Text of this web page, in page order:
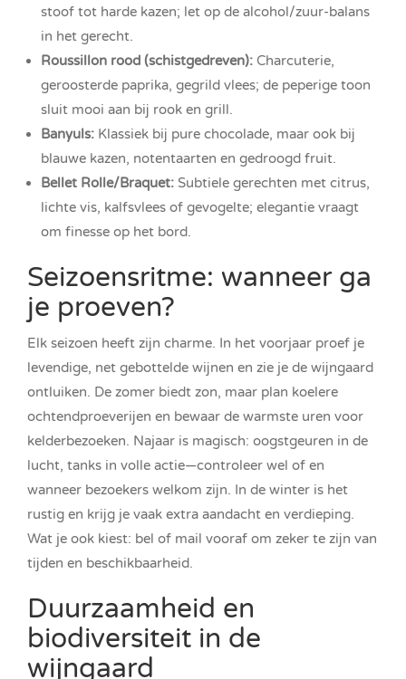
stoof tot harde kazen; let op de alcohol/zuur-balans
in het gerecht.
Roussillon rood (schistgedreven): Charcuterie,
geroosterde paprika, gegrild vlees; de peperige toon
sluit mooi aan bij rook en grill.
Banyuls: Klassiek bij pure chocolade, maar ook bij
blauwe kazen, notentaarten en gedroogd fruit.
Bellet Rolle/Braquet: Subtiele gerechten met citrus,
lichte vis, kalfsvlees of gevogelte; elegantie vraagt
om finesse op het bord.
Seizoensritme: wanneer ga
je proeven?
Elk seizoen heeft zijn charme. In het voorjaar proef je
levendige, net gebottelde wijnen en zie je de wijngaard
ontluiken. De zomer biedt zon, maar plan koelere
ochtendproeverijen en bewaar de warmste uren voor
kelderbezoeken. Najaar is magisch: oogstgeuren in de
lucht, tanks in volle actie—controleer wel of en
wanneer bezoekers welkom zijn. In de winter is het
rustig en krijg je vaak extra aandacht en verdieping.
Wat je ook kiest: bel of mail vooraf om zeker te zijn van
tijden en beschikbaarheid.
Duurzaamheid en
biodiversiteit in de
wijngaard